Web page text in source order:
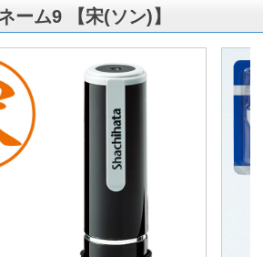
ーム9 【宋(ソン)】